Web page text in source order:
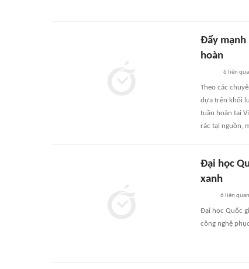
Đẩy
hoàn
6 liên
Theo các
dựa trên khối
tuần hoàn tại
rác tại nguồn,
Đại học
xanh
6 liên quan
Đại học Quốc
công nghệ